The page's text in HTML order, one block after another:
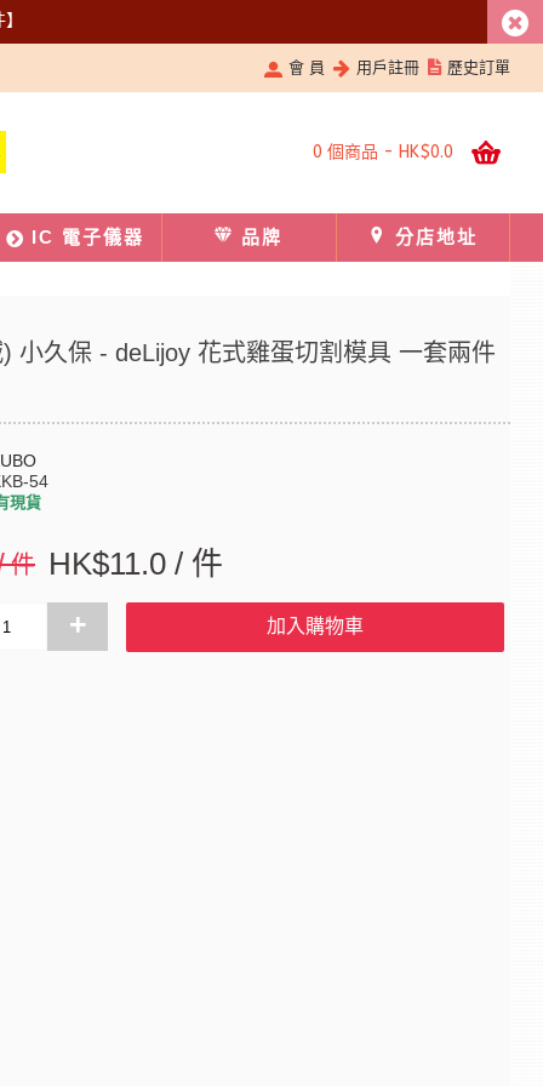
會 員 用戶註冊 歷史訂單
0 個商品 - HK$0.0
IC 電子儀器 品牌 分店地址
小久保 - deLijoy 花式雞蛋切割模具 一套兩件
54
現貨
件 HK$11.0 / 件
+ 加入購物車